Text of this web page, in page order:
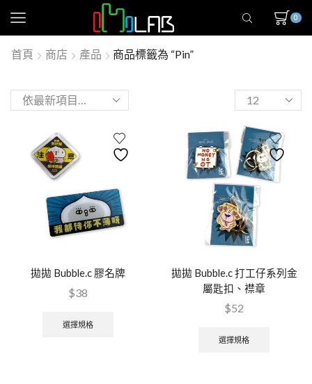
0
首頁 商店 產品 商品標籤為 “pin”
拋拋 Bubble.c 膠名牌
$38
選擇規格
拋拋 Bubble.c 打工仔系列金
屬匙扣、襟章
$52
選擇規格